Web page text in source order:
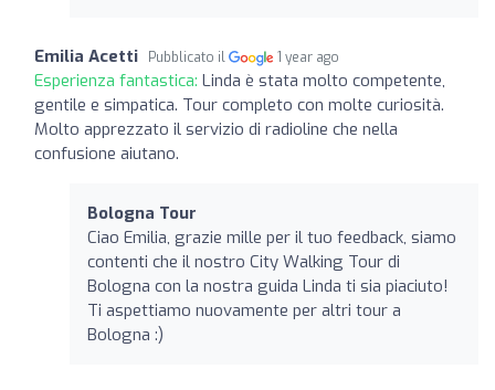
Emilia Acetti Pubblicato il 1 year ago
Esperienza fantastica: Linda è stata molto competente,
gentile e simpatica. Tour completo con molte curiosità.
Molto apprezzato il servizio di radioline che nella
confusione aiutano.
Bologna Tour
Ciao Emilia, grazie mille per il tuo feedback, siamo
contenti che il nostro City Walking Tour di
Bologna con la nostra guida Linda ti sia piaciuto!
Ti aspettiamo nuovamente per altri tour a
Bologna :)